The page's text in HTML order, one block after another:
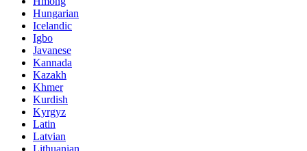
Hungarian
Icelandic
Igbo
Javanese
Kannada
Kazakh
Khmer
Kurdish
Kyrgyz
Latin
Latvian
Lithuanian